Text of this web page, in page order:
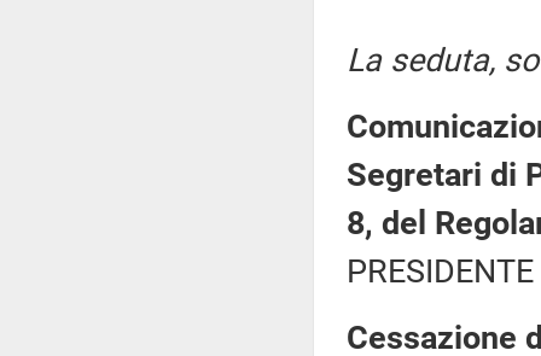
La seduta,
Segretari di
8, del
Cessazione